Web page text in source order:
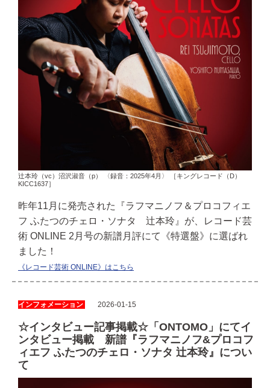
辻本玲（vc）沼沢淑音（p） 〈録音：2025年4月〉 ［キングレコード（D）
KICC1637］
昨年11月に発売された『ラフマニノフ＆プロコフィエ
フ ふたつのチェロ・ソナタ 辻本玲』が、レコード芸
術 ONLINE 2月号の新譜月評にて《特選盤》に選ばれ
ました！
《レコード芸術 ONLINE》はこちら
インフォメーション 2026-01-15
☆インタビュー記事掲載☆「ONTOMO」にてイ
ンタビュー掲載 新譜『ラフマニノフ&プロコフ
ィエフ ふたつのチェロ・ソナタ 辻本玲』につい
て